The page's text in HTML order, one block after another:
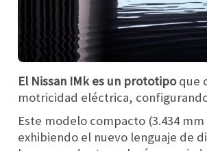
El Nissan IMk es un prototipoque
motricidad eléctrica,
Este modelo compacto (3.434
exhibiendo el nuevo lenguaje de